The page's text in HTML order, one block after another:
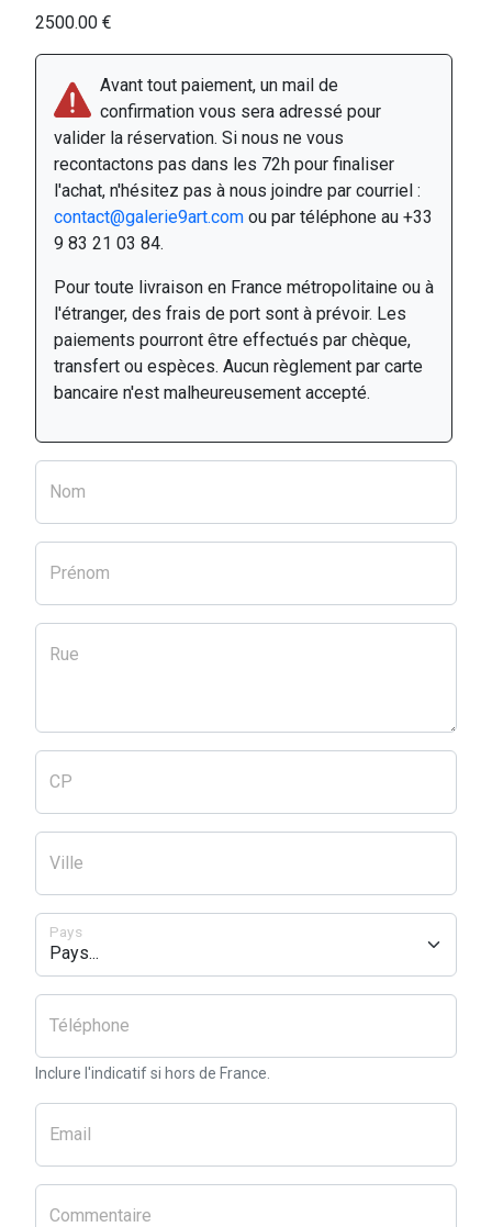
2500.00 €
Avant tout paiement, un mail de
confirmation vous sera adressé pour
valider la réservation. Si nous ne vous
recontactons pas dans les 72h pour finaliser
l'achat, n'hésitez pas à nous joindre par courriel :
contact@galerie9art.com ou par téléphone au +33
9 83 21 03 84.
Pour toute livraison en France métropolitaine ou à
l'étranger, des frais de port sont à prévoir. Les
paiements pourront être effectués par chèque,
transfert ou espèces. Aucun règlement par carte
bancaire n'est malheureusement accepté.
Nom
Prénom
Rue
CP
Ville
Pays
Téléphone
Inclure l'indicatif si hors de France.
Email
Commentaire